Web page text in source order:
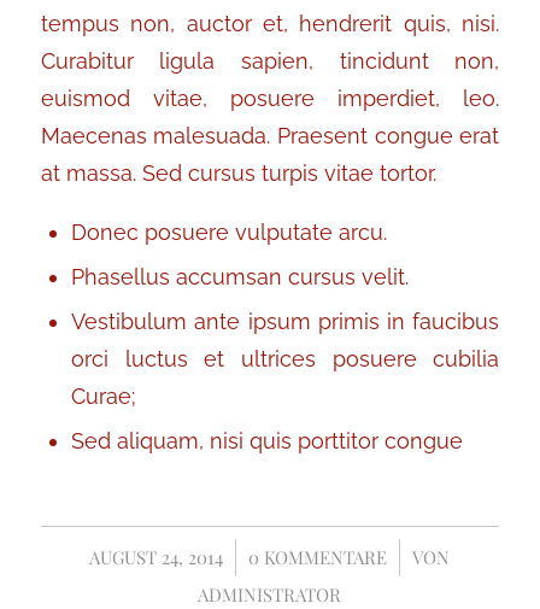
tempus non, auctor et, hendrerit quis, nisi.
Curabitur ligula sapien, tincidunt non,
euismod vitae, posuere imperdiet, leo.
Maecenas malesuada. Praesent congue erat
at massa. Sed cursus turpis vitae tortor.
Donec posuere vulputate arcu.
Phasellus accumsan cursus velit.
Vestibulum ante ipsum primis in faucibus
orci luctus et ultrices posuere cubilia
Curae;
Sed aliquam, nisi quis porttitor congue
AUGUST 24, 2014
/ 0 KOMMENTARE
/
VON
ADMINISTRATOR